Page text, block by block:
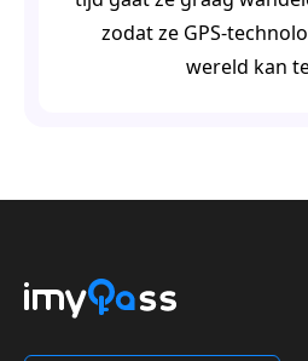
zodat ze
wereld kan